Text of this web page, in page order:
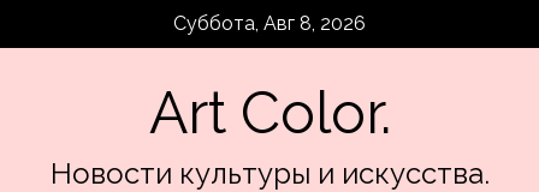
Суббота, Авг 8, 2026
Art Color.
Новости культуры и искусства.